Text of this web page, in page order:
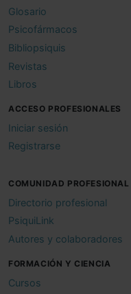
Glosario
Psicofármacos
Bibliopsiquis
Revistas
Libros
ACCESO PROFESIONALES
Iniciar sesión
Registrarse
COMUNIDAD PROFESIONAL
Directorio profesional
PsiquiLink
Autores y colaboradores
FORMACIÓN Y CIENCIA
Cursos